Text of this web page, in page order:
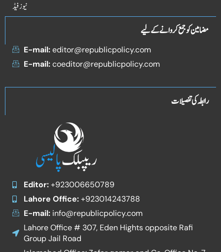
نیوز فیڈ
مضامین کو جمع کروانے کے لیے
E-mail:editor@republicpolicy.com
E-mail:coeditor@republicpolicy.com
رابطہ کی تفصیلات
Editor:+923006650789
Lahore Office:+923014243788
E-mail:info@republicpolicy.com
Lahore Office # 307, Eden Hights opposite Rafi
Group Jail Road